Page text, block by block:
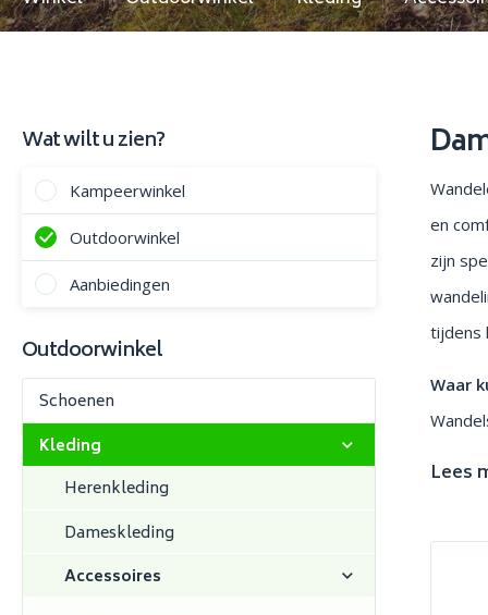
Wat wilt u zien?
Kampeerwinkel
Outdoorwinkel
Aanbiedingen
Outdoorwinkel
Schoenen
Kleding
Herenkleding
Dameskleding
Accessoires
en
zijn
tijdens
Waar
Lees